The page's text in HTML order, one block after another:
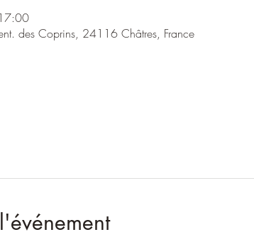
des Coprins, 24116 Châtres, France